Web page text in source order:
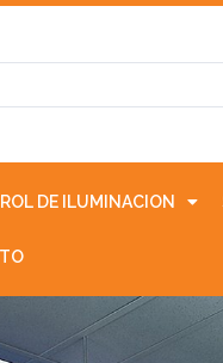
DE ILUMINACION